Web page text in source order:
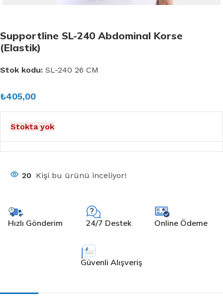
Supportline SL-240 Abdominal Korse
(Elastik)
Stok kodu: SL-240 26 CM
₺405,00
Stokta yok
20 Kişi bu ürünü inceliyor!
Hızlı Gönderim 24/7 Destek Online Ödeme
Güvenli Alışveriş